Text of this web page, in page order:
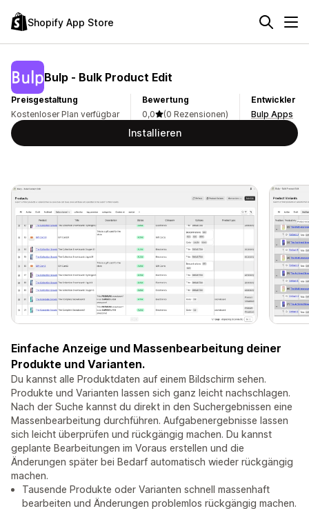
Shopify App Store
Bulp ‑ Bulk Product Edit
Preisgestaltung
Kostenloser Plan verfügbar
Bewertung
0,0
(0 Rezensionen)
Entwickler
Bulp Apps
Installieren
Einfache Anzeige und Massenbearbeitung deiner
Produkte und Varianten.
Du kannst alle Produktdaten auf einem Bildschirm sehen.
Produkte und Varianten lassen sich ganz leicht nachschlagen.
Nach der Suche kannst du direkt in den Suchergebnissen eine
Massenbearbeitung durchführen. Aufgabenergebnisse lassen
sich leicht überprüfen und rückgängig machen. Du kannst
geplante Bearbeitungen im Voraus erstellen und die
Änderungen später bei Bedarf automatisch wieder rückgängig
machen.
Tausende Produkte oder Varianten schnell massenhaft
bearbeiten und Änderungen problemlos rückgängig machen.